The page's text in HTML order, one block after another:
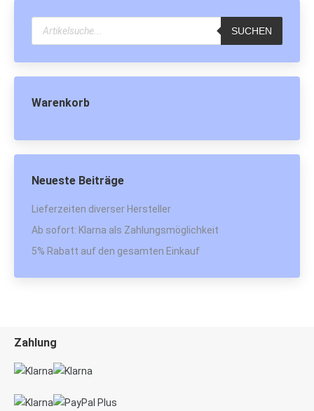
Products
search
SUCHEN
Warenkorb
Neueste Beiträge
Lieferzeiten diverser Hersteller
Ab sofort: Klarna als Zahlungsmöglichkeit
5% Rabatt auf den gesamten Einkauf
Zahlung